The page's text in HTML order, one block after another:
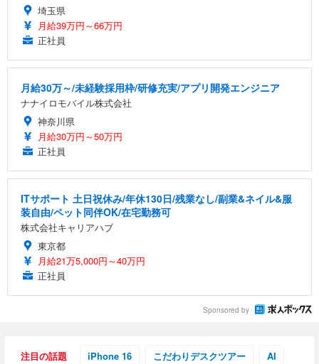
埼玉県
月給39万円～66万円
正社員
月給30万～/未経験採用枠/研修充実/アプリ開発エンジニア
ナナイロモバイル株式会社
神奈川県
月給30万円～50万円
正社員
ITサポート 土日祝休み/年休130日/残業なし/副業&ネイル&服
装自由/ペット同伴OK/在宅勤務可
株式会社キャリアハブ
東京都
月給21万5,000円～40万円
正社員
Sponsored by
注目の話題 iPhone 16 こだわりデスクツアー AI